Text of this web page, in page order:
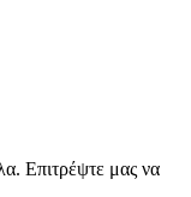
Επιτρέψτε μας να